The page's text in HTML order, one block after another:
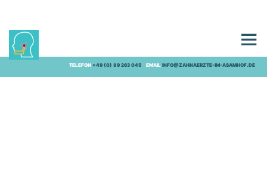
TELEFON +49 (0) 89 263 045 EMAIL INFO@ZAHNAERZTE-IM-ASAMHOF.DE
BLEACHING